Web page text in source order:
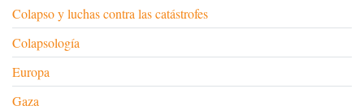
Colapso y luchas contra las catástrofes
Colapsología
Europa
Gaza